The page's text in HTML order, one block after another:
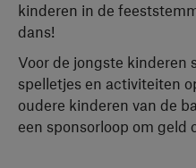
kinderen in de
dans!
Voor de jongste kinderen
spelletjes en activiteiten
oudere kinderen van de
een sponsorloop om geld